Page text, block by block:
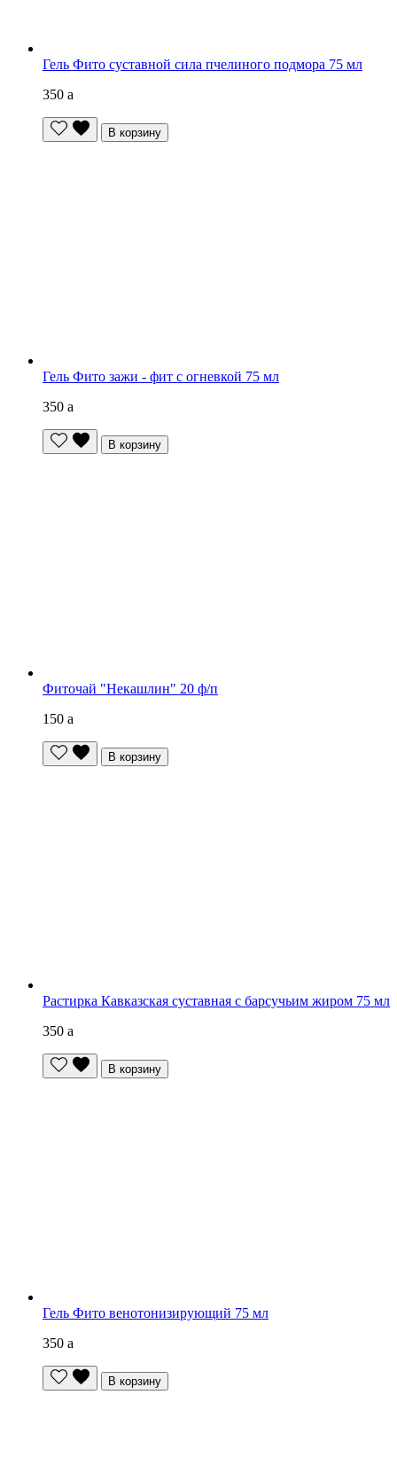
Гель Фито суставной сила пчелиного подмора 75 мл
350 a
В корзину
Гель Фито зажи - фит с огневкой 75 мл
350 a
В корзину
Фиточай "Некашлин" 20 ф/п
150 a
В корзину
Растирка Кавказская суставная с барсучьим жиром 75 мл
350 a
В корзину
Гель Фито венотонизирующий 75 мл
350 a
В корзину